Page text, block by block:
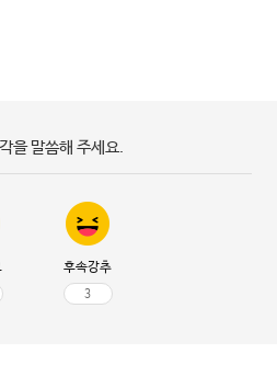
을 말씀해 주세요.
후속강추
3